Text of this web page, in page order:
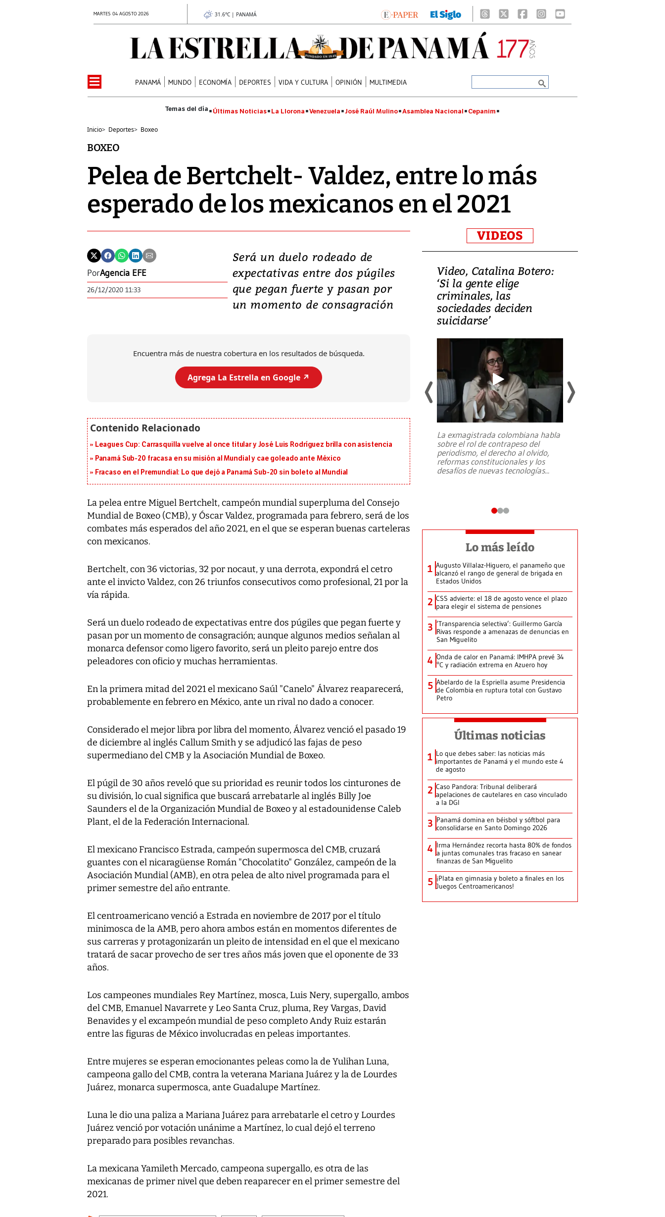
MARTES 04 AGOSTO 2026 31.6°C | PANAMÁ
PANAMÁ MUNDO ECONOMÍA DEPORTES VIDA Y CULTURA OPINIÓN MULTIMEDIA
Últimas Noticias La Llorona Venezuela José Raúl Mulino Asamblea Nacional Cepanim
Inicio> Deportes> Boxeo
BOXEO
Pelea de Bertchelt- Valdez, entre lo más
esperado de los mexicanos en el 2021
PorAgencia EFE
26/12/2020 11:33
Será un duelo rodeado de
expectativas entre dos púgiles
que pegan fuerte y pasan por
un momento de consagración
Encuentra más de nuestra cobertura en los resultados de búsqueda.
Agrega La Estrella en Google ↗️
Leagues Cup: Carrasquilla vuelve al once titular y José Luis Rodríguez brilla con asistencia
Panamá Sub-20 fracasa en su misión al Mundial y cae goleado ante México
Fracaso en el Premundial: Lo que dejó a Panamá Sub-20 sin boleto al Mundial
La pelea entre Miguel Bertchelt, campeón mundial superpluma del Consejo
Mundial de Boxeo (CMB), y Óscar Valdez, programada para febrero, será de los
combates más esperados del año 2021, en el que se esperan buenas carteleras
con mexicanos.
Bertchelt, con 36 victorias, 32 por nocaut, y una derrota, expondrá el cetro
ante el invicto Valdez, con 26 triunfos consecutivos como profesional, 21 por la
vía rápida.
Será un duelo rodeado de expectativas entre dos púgiles que pegan fuerte y
pasan por un momento de consagración; aunque algunos medios señalan al
monarca defensor como ligero favorito, será un pleito parejo entre dos
peleadores con oficio y muchas herramientas.
En la primera mitad del 2021 el mexicano Saúl "Canelo" Álvarez reaparecerá,
probablemente en febrero en México, ante un rival no dado a conocer.
Considerado el mejor libra por libra del momento, Álvarez venció el pasado 19
de diciembre al inglés Callum Smith y se adjudicó las fajas de peso
supermediano del CMB y la Asociación Mundial de Boxeo.
El púgil de 30 años reveló que su prioridad es reunir todos los cinturones de
su división, lo cual significa que buscará arrebatarle al inglés Billy Joe
Saunders el de la Organización Mundial de Boxeo y al estadounidense Caleb
Plant, el de la Federación Internacional.
El mexicano Francisco Estrada, campeón supermosca del CMB, cruzará
guantes con el nicaragüense Román "Chocolatito" González, campeón de la
Asociación Mundial (AMB), en otra pelea de alto nivel programada para el
primer semestre del año entrante.
El centroamericano venció a Estrada en noviembre de 2017 por el título
minimosca de la AMB, pero ahora ambos están en momentos diferentes de
sus carreras y protagonizarán un pleito de intensidad en el que el mexicano
tratará de sacar provecho de ser tres años más joven que el oponente de 33
años.
Los campeones mundiales Rey Martínez, mosca, Luis Nery, supergallo, ambos
del CMB, Emanuel Navarrete y Leo Santa Cruz, pluma, Rey Vargas, David
Benavides y el excampeón mundial de peso completo Andy Ruiz estarán
entre las figuras de México involucradas en peleas importantes.
Entre mujeres se esperan emocionantes peleas como la de Yulihan Luna,
campeona gallo del CMB, contra la veterana Mariana Juárez y la de Lourdes
Juárez, monarca supermosca, ante Guadalupe Martínez.
Luna le dio una paliza a Mariana Juárez para arrebatarle el cetro y Lourdes
Juárez venció por votación unánime a Martínez, lo cual dejó el terreno
preparado para posibles revanchas.
La mexicana Yamileth Mercado, campeona supergallo, es otra de las
mexicanas de primer nivel que deben reaparecer en el primer semestre del
2021.
VIDEOS
Video, Japón: Terremoto
deja heridos y graves
daños en Kumamoto
7,1 se registró este martes 28 de
emergencia de gran...
Video, Catalina Botero:
‘Si la gente elige
criminales, las
sociedades deciden
suicidarse’
La exmagistrada colombiana habla
sobre el rol de contrapeso del
periodismo, el derecho al olvido,
reformas constitucionales y los
desafíos de nuevas tecnologías...
Lo más leído
1 Augusto Villalaz-Higuero, el panameño que
alcanzó el rango de general de brigada en
Estados Unidos
2 CSS advierte: el 18 de agosto vence el plazo
para elegir el sistema de pensiones
3 ‘Transparencia selectiva’: Guillermo García
Rivas responde a amenazas de denuncias en
San Miguelito
4 Onda de calor en Panamá: IMHPA prevé 34
°C y radiación extrema en Azuero hoy
5 Abelardo de la Espriella asume Presidencia
de Colombia en ruptura total con Gustavo
Petro
Últimas noticias
1 Lo que debes saber: las noticias más
importantes de Panamá y el mundo este 4
de agosto
2 Caso Pandora: Tribunal deliberará
apelaciones de cautelares en caso vinculado
a la DGI
3 Panamá domina en béisbol y sóftbol para
consolidarse en Santo Domingo 2026
4 Irma Hernández recorta hasta 80% de fondos
a juntas comunales tras fracaso en sanear
finanzas de San Miguelito
5 ¡Plata en gimnasia y boleto a finales en los
Juegos Centroamericanos!